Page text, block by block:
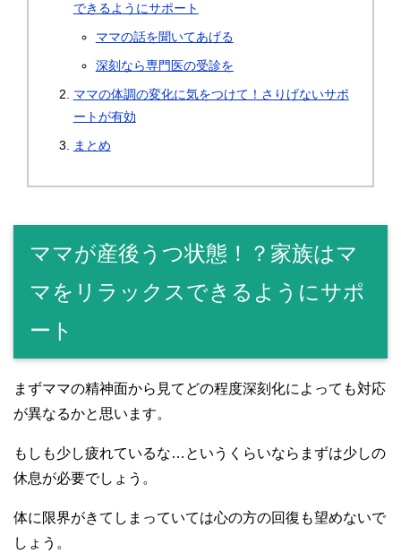
できるようにサポート
ママの話を聞いてあげる
深刻なら専門医の受診を
ママの体調の変化に気をつけて！さりげないサポ
ートが有効
まとめ
ママが産後うつ状態！？家族はマ
マをリラックスできるようにサポ
ート
まずママの精神面から見てどの程度深刻化によっても対応
が異なるかと思います。
もしも少し疲れているな…というくらいならまずは少しの
休息が必要でしょう。
体に限界がきてしまっていては心の方の回復も望めないで
しょう。